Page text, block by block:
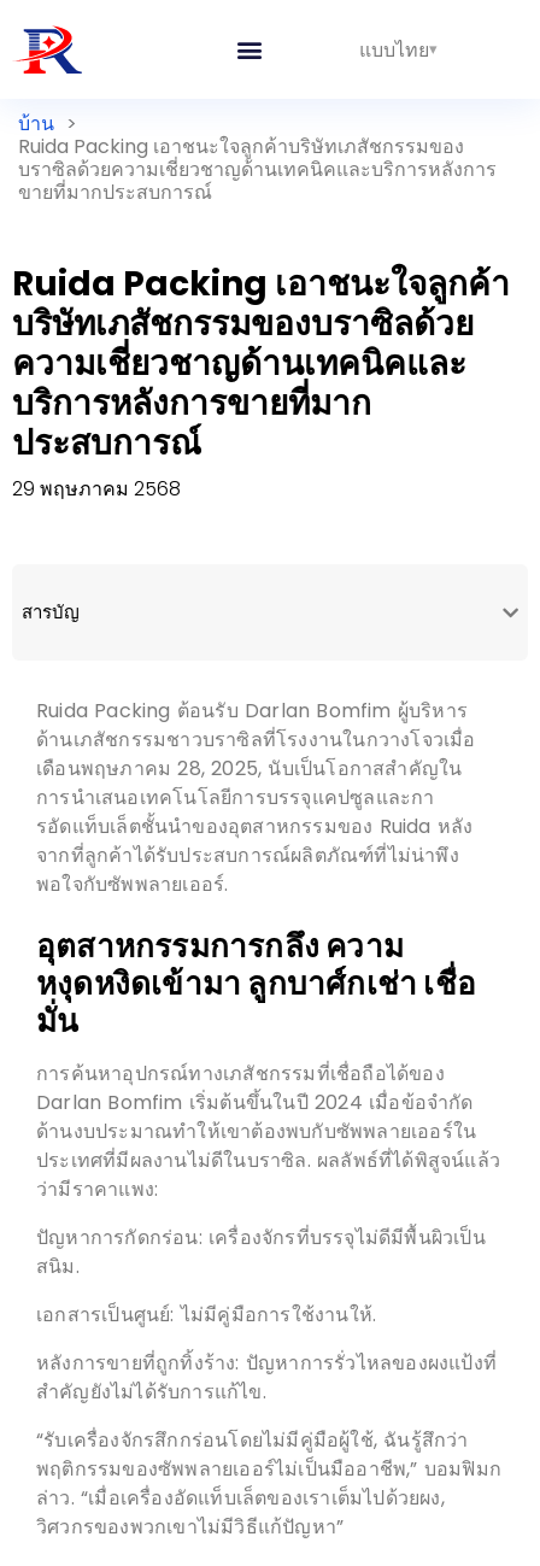
แบบไทย
บ้าน >
Ruida Packing เอาชนะใจลูกค้าบริษัทเภสัชกรรมของ
บราซิลด้วยความเชี่ยวชาญด้านเทคนิคและบริการหลังการ
ขายที่มากประสบการณ์
Ruida Packing เอาชนะใจลูกค้า
บริษัทเภสัชกรรมของบราซิลด้วย
ความเชี่ยวชาญด้านเทคนิคและ
บริการหลังการขายที่มาก
ประสบการณ์
29 พฤษภาคม 2568
สารบัญ
Ruida Packing ต้อนรับ Darlan Bomfim ผู้บริหาร
ด้านเภสัชกรรมชาวบราซิลที่โรงงานในกวางโจวเมื่อ
เดือนพฤษภาคม 28, 2025, นับเป็นโอกาสสำคัญใน
การนำเสนอเทคโนโลยีการบรรจุแคปซูลและกา
รอัดแท็บเล็ตชั้นนำของอุตสาหกรรมของ Ruida หลัง
จากที่ลูกค้าได้รับประสบการณ์ผลิตภัณฑ์ที่ไม่น่าพึง
พอใจกับซัพพลายเออร์.
อุตสาหกรรมการกลึง ความ
หงุดหงิดเข้ามา ลูกบาศ์กเช่า เชื่อ
มั่น
การค้นหาอุปกรณ์ทางเภสัชกรรมที่เชื่อถือได้ของ
Darlan Bomfim เริ่มต้นขึ้นในปี 2024 เมื่อข้อจำกัด
ด้านงบประมาณทำให้เขาต้องพบกับซัพพลายเออร์ใน
ประเทศที่มีผลงานไม่ดีในบราซิล. ผลลัพธ์ที่ได้พิสูจน์แล้ว
ว่ามีราคาแพง:
ปัญหาการกัดกร่อน: เครื่องจักรที่บรรจุไม่ดีมีพื้นผิวเป็น
สนิม.
เอกสารเป็นศูนย์: ไม่มีคู่มือการใช้งานให้.
หลังการขายที่ถูกทิ้งร้าง: ปัญหาการรั่วไหลของผงแป้งที่
สำคัญยังไม่ได้รับการแก้ไข.
“รับเครื่องจักรสึกกร่อนโดยไม่มีคู่มือผู้ใช้, ฉันรู้สึกว่า
พฤติกรรมของซัพพลายเออร์ไม่เป็นมืออาชีพ,” บอมฟิมก
ล่าว. “เมื่อเครื่องอัดแท็บเล็ตของเราเต็มไปด้วยผง,
วิศวกรของพวกเขาไม่มีวิธีแก้ปัญหา”